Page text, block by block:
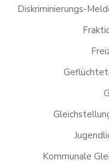
Diskriminierungs-
Kommunale